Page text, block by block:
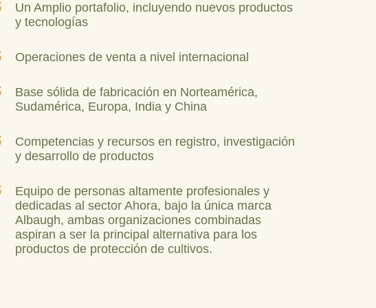
Un Amplio portafolio, incluyendo nuevos productos
y tecnologías
Operaciones de venta a nivel internacional
Base sólida de fabricación en Norteamérica,
Sudamérica, Europa, India y China
Competencias y recursos en registro, investigación
y desarrollo de productos
Equipo de personas altamente profesionales y
dedicadas al sector Ahora, bajo la única marca
Albaugh, ambas organizaciones combinadas
aspiran a ser la principal alternativa para los
productos de protección de cultivos.